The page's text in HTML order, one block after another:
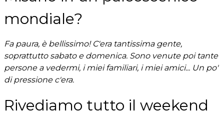
mondiale?
Fa paura, è bellissimo! C'era tantissima gente,
soprattutto sabato e domenica. Sono venute poi tante
persone a vedermi, i miei familiari, i miei amici... Un po'
di pressione c'era.
Rivediamo tutto il weekend